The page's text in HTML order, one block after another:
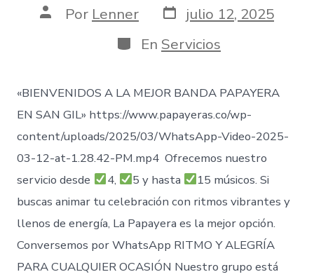
AutorPor Lenner Fecha
de
publicación
julio 12, 2025
Categorías
En Servicios
«BIENVENIDOS A LA MEJOR BANDA PAPAYERA
EN SAN GIL» https://www.papayeras.co/wp-
content/uploads/2025/03/WhatsApp-Video-2025-
03-12-at-1.28.42-PM.mp4 Ofrecemos nuestro
servicio desde
4, 5 y hasta
15 músicos. Si
buscas animar tu celebración con ritmos vibrantes y
llenos de energía, La Papayera es la mejor opción.
Conversemos por WhatsApp RITMO Y ALEGRÍA
PARA CUALQUIER OCASIÓN Nuestro grupo está